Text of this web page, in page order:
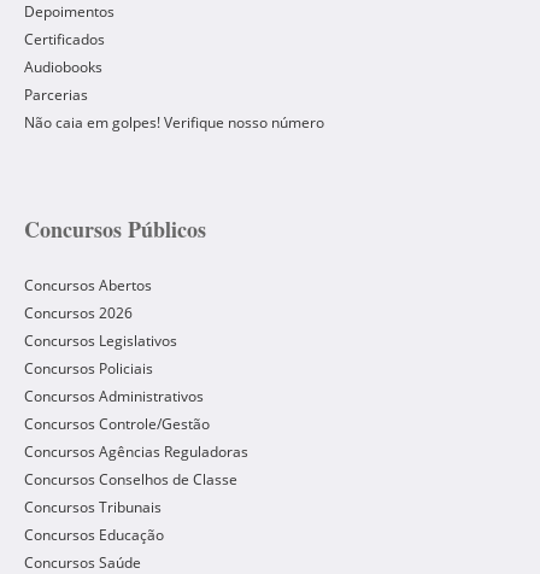
Depoimentos
Certificados
Audiobooks
Parcerias
Não caia em golpes! Verifique nosso número
Concursos Públicos
Concursos Abertos
Concursos 2026
Concursos Legislativos
Concursos Policiais
Concursos Administrativos
Concursos Controle/Gestão
Concursos Agências Reguladoras
Concursos Conselhos de Classe
Concursos Tribunais
Concursos Educação
Concursos Saúde